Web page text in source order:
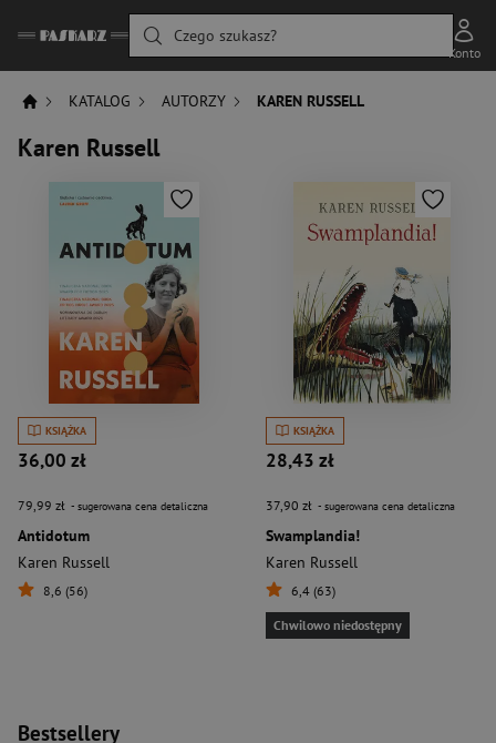
Czego szukasz?
Konto
KATALOG AUTORZY KAREN RUSSELL
Karen Russell
KSIĄŻKA
36,00 zł
79,99 zł - sugerowana cena detaliczna
Antidotum
Karen Russell
8,6 (56)
KSIĄŻKA
28,43 zł
37,90 zł - sugerowana cena detaliczna
Swamplandia!
Karen Russell
6,4 (63)
Chwilowo niedostępny
Bestsellery